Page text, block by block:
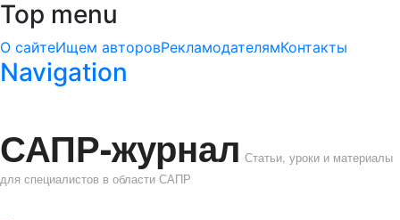
Top menu
О сайтеИщем авторовРекламодателямКонтакты
Navigation
САПР-журнал Статьи, уроки и материалы
для специалистов в области САПР